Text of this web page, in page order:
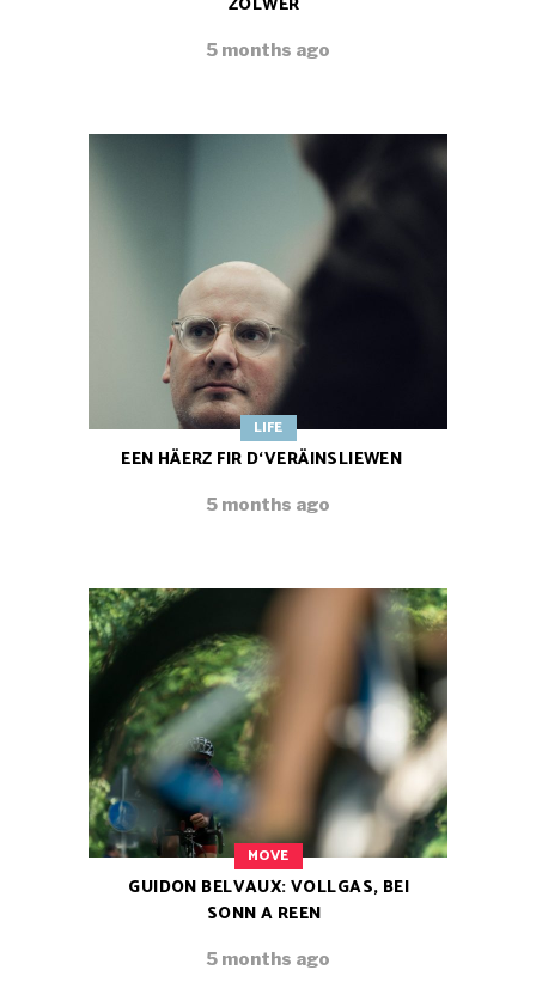
ZOLWER
5 months ago
LIFE
EEN HÄERZ FIR D‘VERÄINSLIEWEN
5 months ago
MOVE
GUIDON BELVAUX: VOLLGAS, BEI
SONN A REEN
5 months ago